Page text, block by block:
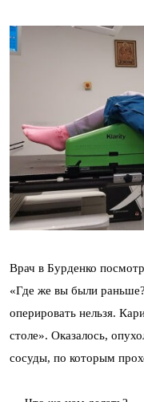
Врач в Бурденко
«Где же вы были
оперировать нельзя.
столе». Оказалось,
сосуды, по которым